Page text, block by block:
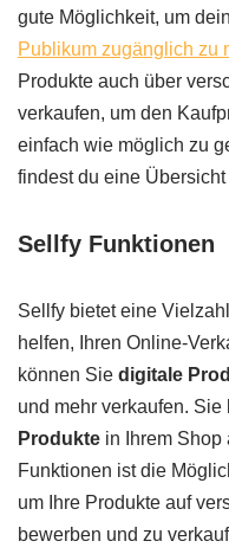
gute Möglichkeit, um
Publikum zugänglich zu
Produkte auch über
verkaufen, um den
einfach wie möglich zu
findest du eine
Sellfy Funktionen
Sellfy bietet eine
helfen, Ihren Online-
können Sie digitale
und mehr verkaufen. Sie
Produkte in Ihrem Shop
Funktionen ist die
um Ihre Produkte auf
bewerben und zu